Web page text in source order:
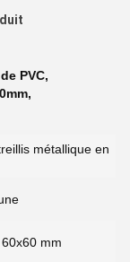
PVC,
,
métallique en
mm